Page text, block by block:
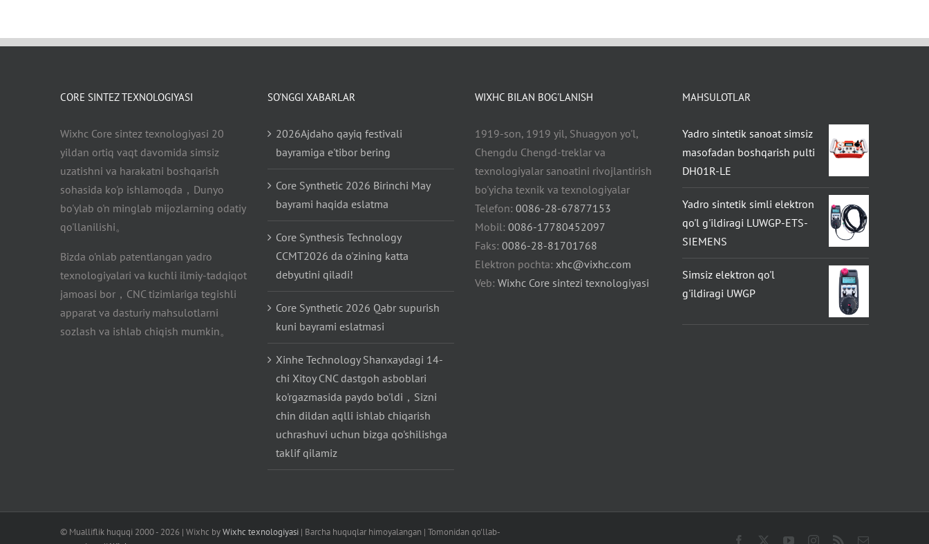
CORE SINTEZ TEXNOLOGIYASI
Wixhc Core sintez texnologiyasi 20
yildan ortiq vaqt davomida simsiz
uzatishni va harakatni boshqarish
sohasida ko'p ishlamoqda，Dunyo
bo'ylab o'n minglab mijozlarning odatiy
qo'llanilishi。
Bizda o'nlab patentlangan yadro
texnologiyalari va kuchli ilmiy-tadqiqot
jamoasi bor，CNC tizimlariga tegishli
apparat va dasturiy mahsulotlarni
sozlash va ishlab chiqish mumkin。
SO'NGGI XABARLAR
2026Ajdaho qayiq festivali
bayramiga e'tibor bering
Core Synthetic 2026 Birinchi May
bayrami haqida eslatma
Core Synthesis Technology
CCMT2026 da o'zining katta
debyutini qiladi!
Core Synthetic 2026 Qabr supurish
kuni bayrami eslatmasi
Xinhe Technology Shanxaydagi 14-
chi Xitoy CNC dastgoh asboblari
ko'rgazmasida paydo bo'ldi，Sizni
chin dildan aqlli ishlab chiqarish
uchrashuvi uchun bizga qo'shilishga
taklif qilamiz
WIXHC BILAN BOG'LANISH
1919-son, 1919 yil, Shuagyon yo'l,
Chengdu Chengd-treklar va
texnologiyalar sanoatini rivojlantirish
bo'yicha texnik va texnologiyalar
Telefon: 0086-28-67877153
Mobil: 0086-17780452097
Faks: 0086-28-81701768
Elektron pochta: xhc@vixhc.com
Veb: Wixhc Core sintezi texnologiyasi
MAHSULOTLAR
Yadro sintetik sanoat simsiz
masofadan boshqarish pulti
DH01R-LE
Yadro sintetik simli elektron
qo'l g'ildiragi LUWGP-ETS-
SIEMENS
Simsiz elektron qo'l
g'ildiragi UWGP
© Mualliflik huquqi 2000 - 2026 | Wixhc byWixhc texnologiyasi | Barcha huquqlar himoyalangan | Tomonidan qo'llab-
Facebook YoutubeInstagram
RSS Elektron